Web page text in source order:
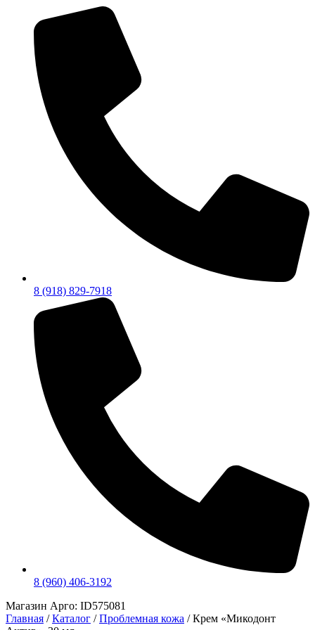
8 (918) 829-7918
8 (960) 406-3192
Магазин Арго: ID575081
Главная / Каталог / Проблемная кожа / Крем «Микодонт